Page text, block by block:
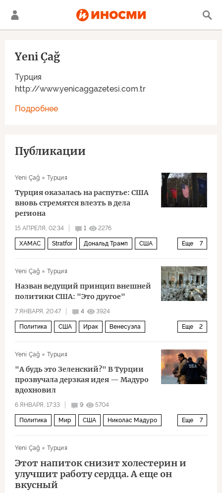
Турция
http://www.yenicaggazetesi.com.tr
Yeni Çağ
Подробнее
Публикации
Yeni Çağ Турция
Турция оказалась на распутье: США
вновь стремятся влезть в дела
региона
15 АПРЕЛЯ, 02:34 1 2276
Еще 7
ХАМАС Stratfor Дональд Трамп США
Политика Иран
Yeni Çağ Турция
Назван ведущий принцип внешней
политики США: "Это другое"
7 ЯНВАРЯ, 20:47 4 3924
Еще 2
Политика США Ирак Венесуэла
Yeni Çağ
Турция
"А будь это Зеленский?" В Турции
прозвучала дерзкая идея — Мадуро
вдохновил
6 ЯНВАРЯ, 17:33 9 5704
Еще 7
Политика Мир США Николас Мадуро
Фридрих Мерц
Yeni Çağ Турция
Этот напиток снизит холестерин и
улучшит работу сердца. А еще он
вкусный